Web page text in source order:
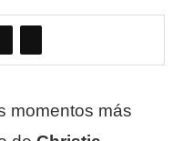
momentos más